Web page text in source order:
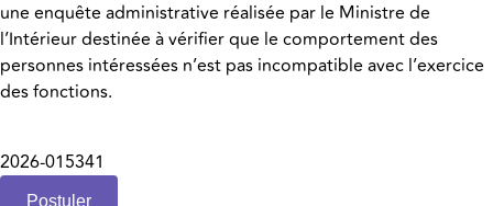
une enquête administrative réalisée par le Ministre de
l’Intérieur destinée à vérifier que le comportement des
personnes intéressées n’est pas incompatible avec l’exercice
des fonctions.
2026-015341
Postuler